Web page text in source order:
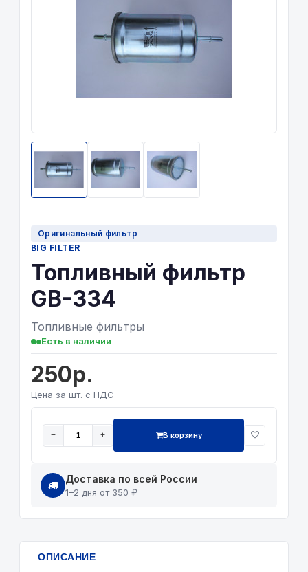
Оригинальный фильтр
BIG FILTER
Топливный фильтр
GB-334
Топливные фильтры
Есть в наличии
250р.
Цена за шт. с НДС
− + В корзину
Доставка по всей России
1–2 дня от 350 ₽
ОПИСАНИЕ